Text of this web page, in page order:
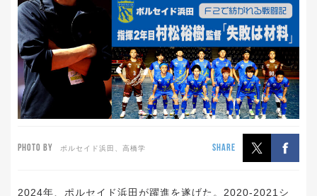
PHOTO BY ポルセイド浜田、高橋学 SHARE
2024年、ポルセイド浜田が躍進を遂げた。2020-2021シ